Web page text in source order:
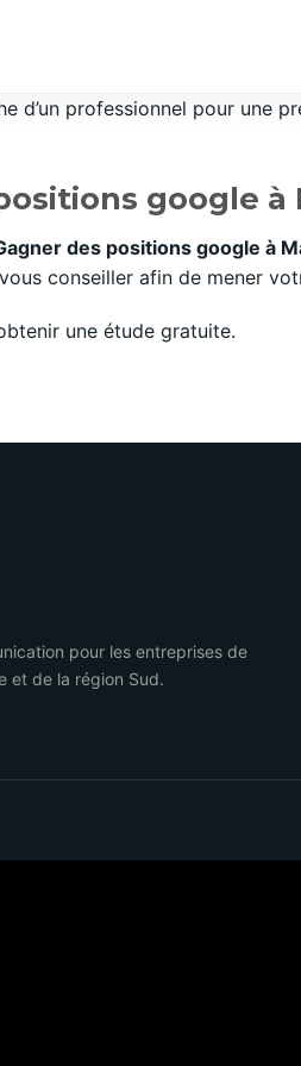
d’un professionnel pour une
google à
des positions google à
conseiller afin de mener
une étude gratuite.
pour les entreprises de
et de la région Sud.